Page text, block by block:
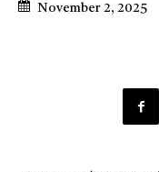
November 2, 2025